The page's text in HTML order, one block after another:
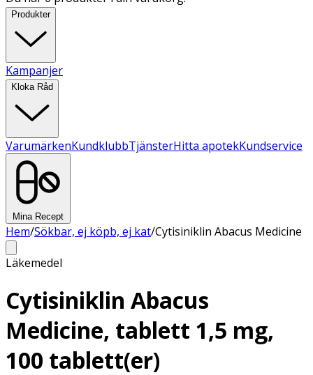
Produkter
Kampanjer
Kloka Råd
VarumärkenKundklubbTjänsterHitta apotekKundservice
Mina Recept
Hem/Sökbar, ej köpb, ej kat/Cytisiniklin Abacus Medicine
Läkemedel
Cytisiniklin Abacus
Medicine, tablett 1,5 mg,
100 tablett(er)